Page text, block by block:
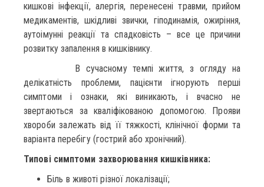
кишкові інфекції, алергія, перенесені травми, прийом
медикаментів, шкідливі звички, гіподинамія, ожиріння,
аутоімунні реакції та спадковість – все це причини
розвитку запалення в кишківнику.
В сучасному темпі життя, з огляду на
делікатність проблеми, пацієнти ігнорують перші
симптоми і ознаки, які виникають, і вчасно не
звертаються за кваліфікованою допомогою. Прояви
хвороби залежать від її тяжкості, клінічної форми та
варіанта перебігу (гострий або хронічний).
Типові симптоми захворювання кишківника:
Біль в животі різної локалізації;